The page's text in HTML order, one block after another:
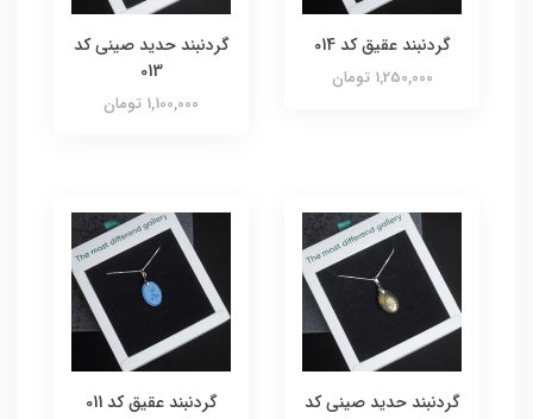
گردنبند عقیق کد 014
1,250,000 تومان
گردنبند حدید صینی کد
013
1,100,000 تومان
گردنبند حدید صینی کد
گردنبند عقیق کد 011